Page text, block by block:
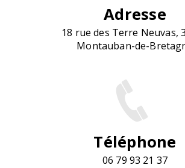
Adresse
18 rue des Terre Neuvas,
Montauban-de-
Téléphone
06 79 93 21 37